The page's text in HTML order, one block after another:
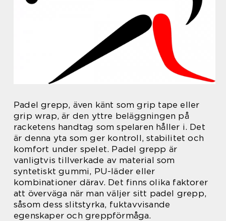
Padel grepp, även känt som grip tape eller
grip wrap, är den yttre beläggningen på
racketens handtag som spelaren håller i. Det
är denna yta som ger kontroll, stabilitet och
komfort under spelet. Padel grepp är
vanligtvis tillverkade av material som
syntetiskt gummi, PU-läder eller
kombinationer därav. Det finns olika faktorer
att överväga när man väljer sitt padel grepp,
såsom dess slitstyrka, fuktavvisande
egenskaper och greppförmåga.